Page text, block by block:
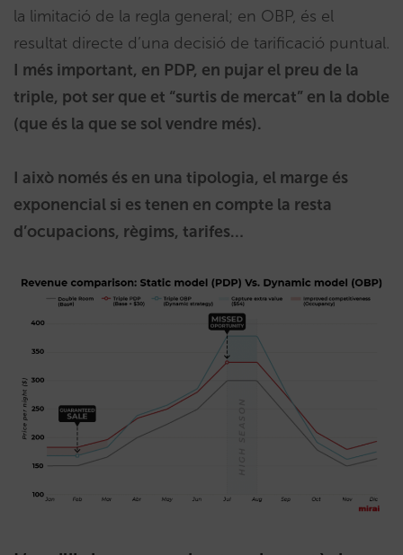
la limitació de la regla general; en OBP, és el
resultat directe d’una decisió de tarificació puntual.
I més important, en PDP, en pujar el preu de la
triple, pot ser que et “surtis de mercat” en la doble
(que és la que se sol vendre més).
I això només és en una tipologia, el marge és
exponencial si es tenen en compte la resta
d’ocupacions, règims, tarifes…